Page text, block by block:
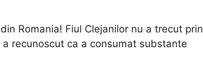
Romania! Fiul Clejanilor nu a trecut prin
recunoscut ca a consumat substante